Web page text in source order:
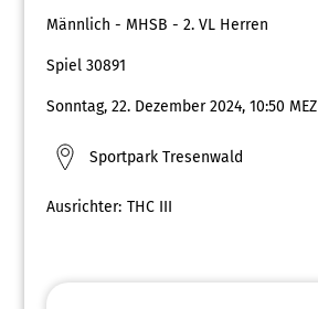
Männlich - MHSB - 2. VL Herren
Spiel 30891
Sonntag, 22. Dezember 2024, 10:50 MEZ
Sportpark Tresenwald
Ausrichter: THC III